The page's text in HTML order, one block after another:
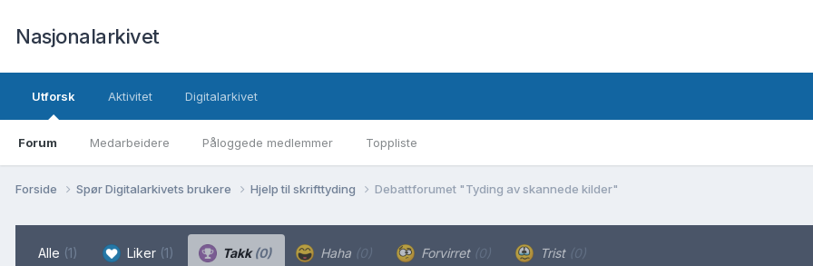
Nasjonalarkivet
Utforsk
Forum Medarbeidere Påloggede medlemmer Toppliste
Aktivitet Digitalarkivet
Forside Spør Digitalarkivets brukere Hjelp til skrifttyding Debattforumet "Tyding av skannede kilder"
Alle (1) Liker (1) Takk(0) Haha (0) Forvirret (0) Trist (0)